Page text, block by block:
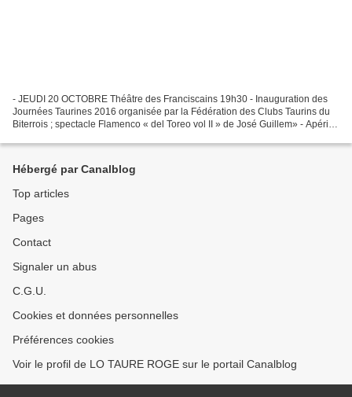
- JEUDI 20 OCTOBRE Théâtre des Franciscains 19h30 - Inauguration des
Journées Taurines 2016 organisée par la Fédération des Clubs Taurins du
Biterrois ; spectacle Flamenco « del Toreo vol II » de José Guillem» - Apéritif
Hébergé par Canalblog
Top articles
Pages
Contact
Signaler un abus
C.G.U.
Cookies et données personnelles
Préférences cookies
Voir le profil de LO TAURE ROGE sur le portail Canalblog